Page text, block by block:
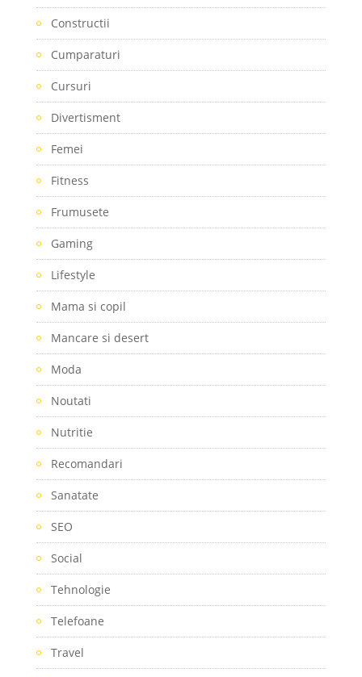
Constructii
Cumparaturi
Cursuri
Divertisment
Femei
Fitness
Frumusete
Gaming
Lifestyle
Mama si copil
Mancare si desert
Moda
Noutati
Nutritie
Recomandari
Sanatate
SEO
Social
Tehnologie
Telefoane
Travel